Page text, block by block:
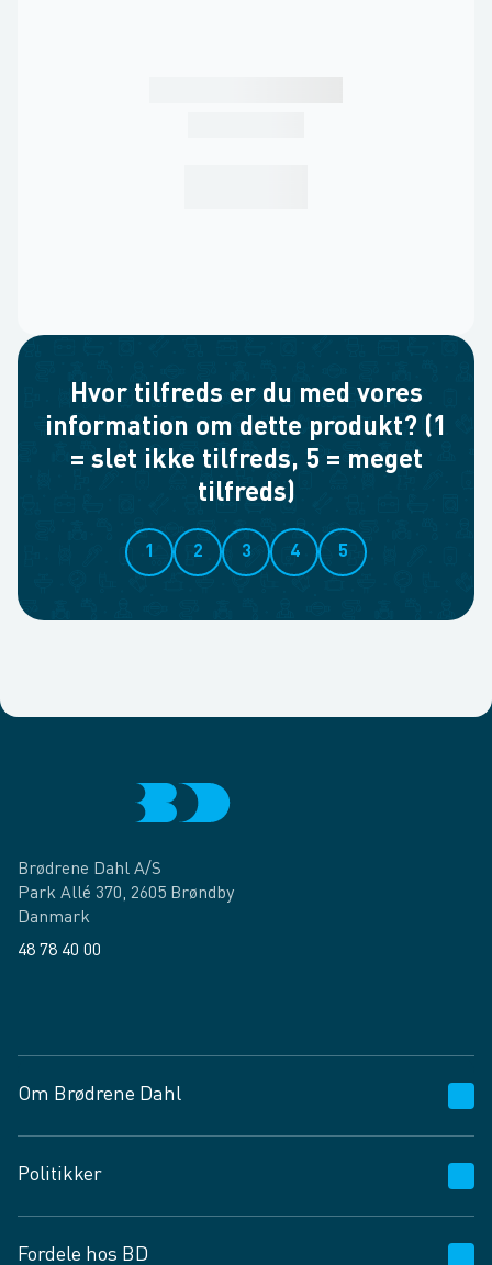
Hvor tilfreds er du med vores
information om dette produkt? (1
= slet ikke tilfreds, 5 = meget
tilfreds)
1 2 3 4 5
Brødrene Dahl A/S
Park Allé 370, 2605 Brøndby
Danmark
48 78 40 00
Om Brødrene Dahl
Vagttelefon 30 10 89 89
Spørgsmål og svar
Job og karriere
Politikker
Fordele hos BD